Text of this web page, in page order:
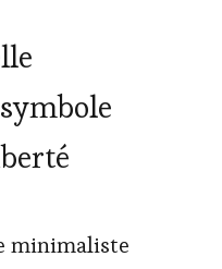
minimaliste